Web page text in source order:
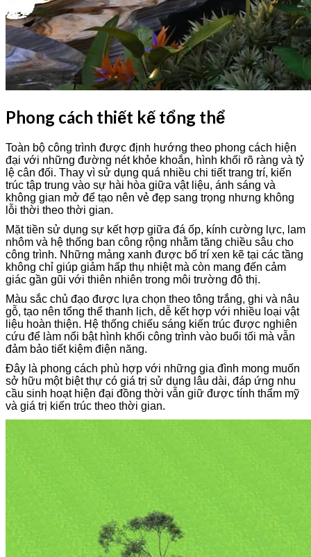
Phong cách thiết kế tổng thể
Toàn bộ công trình được định hướng theo phong cách hiện
đại với những đường nét khỏe khoắn, hình khối rõ ràng và tỷ
lệ cân đối. Thay vì sử dụng quá nhiều chi tiết trang trí, kiến
trúc tập trung vào sự hài hòa giữa vật liệu, ánh sáng và
không gian mở để tạo nên vẻ đẹp sang trọng nhưng không
lỗi thời theo thời gian.
Mặt tiền sử dụng sự kết hợp giữa đá ốp, kính cường lực, lam
nhôm và hệ thống ban công rộng nhằm tăng chiều sâu cho
công trình. Những mảng xanh được bố trí xen kẽ tại các tầng
không chỉ giúp giảm hấp thụ nhiệt mà còn mang đến cảm
giác gần gũi với thiên nhiên trong môi trường đô thị.
Màu sắc chủ đạo được lựa chọn theo tông trắng, ghi và nâu
gỗ, tạo nên tổng thể thanh lịch, dễ kết hợp với nhiều loại vật
liệu hoàn thiện. Hệ thống chiếu sáng kiến trúc được nghiên
cứu để làm nổi bật hình khối công trình vào buổi tối mà vẫn
đảm bảo tiết kiệm điện năng.
Đây là phong cách phù hợp với những gia đình mong muốn
sở hữu một biệt thự có giá trị sử dụng lâu dài, đáp ứng nhu
cầu sinh hoạt hiện đại đồng thời vẫn giữ được tính thẩm mỹ
và giá trị kiến trúc theo thời gian.